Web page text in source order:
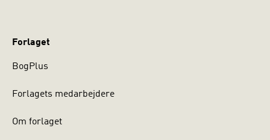
Forlaget
BogPlus
Forlagets medarbejdere
Om forlaget